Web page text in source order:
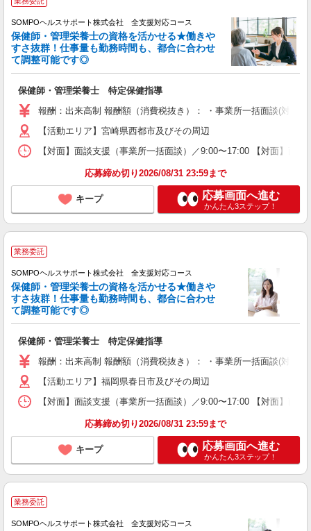
SOMPOヘルスサポート株式会社 全支援対応コース
保健師・管理栄養士の資格を活かせる★働きや
すさ抜群！仕事量も勤務時間も、都合に合わせ
て調整可能です◎
保健師・管理栄養士 特定保健指導
報酬：出来高制 報酬額（消費税抜き）： ・事業所一括面談(対
【活動エリア】宮崎県西都市及びその周辺
【対面】面談支援（事業所一括面談）／9:00〜17:00 【対面】面
応募締め切り2026/08/31 23:59まで
キープ 応募画面へ進む
かんたん3ステップ！
業務委託
SOMPOヘルスサポート株式会社 全支援対応コース
保健師・管理栄養士の資格を活かせる★働きや
すさ抜群！仕事量も勤務時間も、都合に合わせ
て調整可能です◎
保健師・管理栄養士 特定保健指導
報酬：出来高制 報酬額（消費税抜き）： ・事業所一括面談(対
【活動エリア】福岡県春日市及びその周辺
【対面】面談支援（事業所一括面談）／9:00〜17:00 【対面】面
応募締め切り2026/08/31 23:59まで
キープ 応募画面へ進む
かんたん3ステップ！
業務委託
SOMPOヘルスサポート株式会社 全支援対応コース